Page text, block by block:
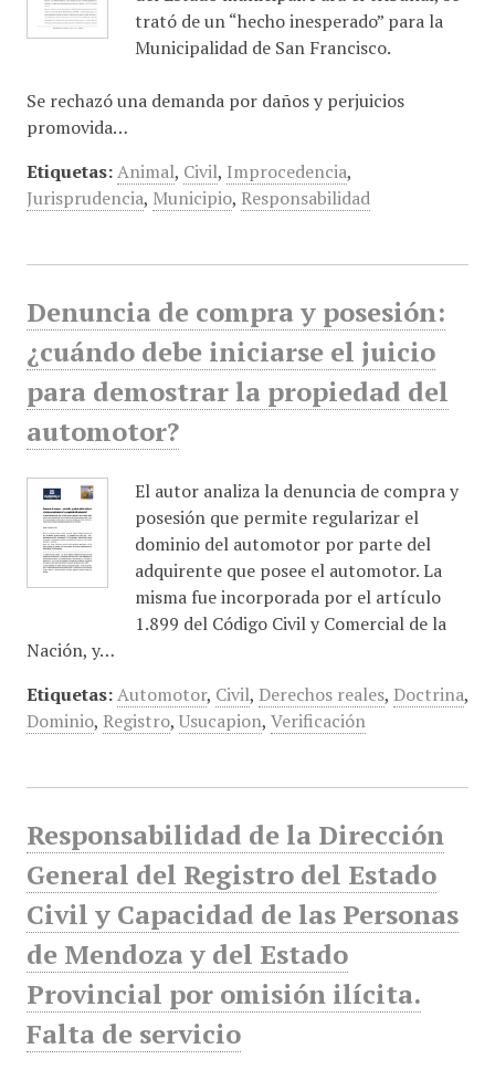
trató de un “hecho inesperado” para la
Municipalidad de San Francisco.
Se rechazó una demanda por daños y perjuicios
promovida…
Etiquetas: Animal, Civil, Improcedencia,
Jurisprudencia, Municipio, Responsabilidad
Denuncia de compra y posesión:
¿cuándo debe iniciarse el juicio
para demostrar la propiedad del
automotor?
El autor analiza la denuncia de compra y
posesión que permite regularizar el
dominio del automotor por parte del
adquirente que posee el automotor. La
misma fue incorporada por el artículo
1.899 del Código Civil y Comercial de la
Nación, y…
Etiquetas: Automotor, Civil, Derechos reales, Doctrina,
Dominio, Registro, Usucapion, Verificación
Responsabilidad de la Dirección
General del Registro del Estado
Civil y Capacidad de las Personas
de Mendoza y del Estado
Provincial por omisión ilícita.
Falta de servicio